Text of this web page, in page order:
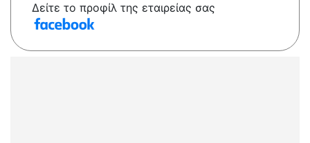
Δείτε το προφίλ της εταιρείας σας